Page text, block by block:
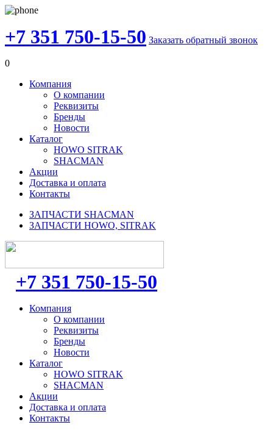
+7 351 750-15-50 Заказать обратный звонок
0
Компания
О компании
Реквизиты
Бренды
Новости
Каталог
HOWO SITRAK
SHACMAN
Акции
Доставка и оплата
Контакты
ЗАПЧАСТИ SHACMAN
ЗАПЧАСТИ HOWO, SITRAK
+7 351 750-15-50
Компания
О компании
Реквизиты
Бренды
Новости
Каталог
HOWO SITRAK
SHACMAN
Акции
Доставка и оплата
Контакты